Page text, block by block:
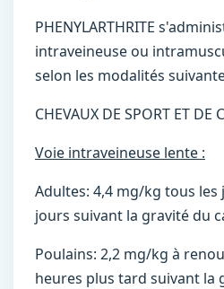
PHENYLARTHRITE
intraveineuse ou
selon les modalités
CHEVAUX DE SPORT ET DE
Voie intraveineuse lente :
Adultes: 4,4 mg/kg tous
jours suivant la gravité du
Poulains: 2,2 mg/kg à
heures plus tard suivant la